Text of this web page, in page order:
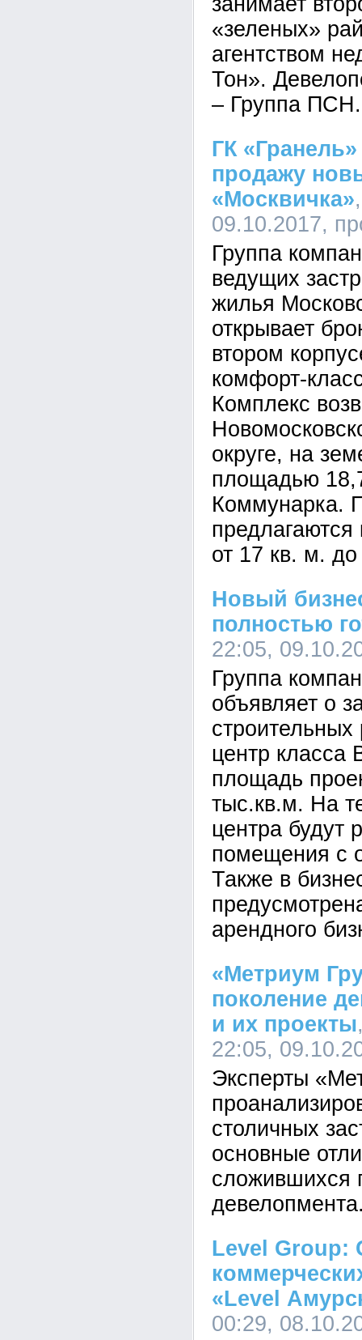
«зеленых»
агентством
Тон».
– Группа ПСН.
ГК
продажу
«Москвичка»
09.10.2017,
Группа
ведущих
жилья
открывает
втором
комфорт-
Комплекс
округе, на
площадью
Коммунарка.
от 17 кв. м.
Новый
полностью
22:05,
Группа
объявляет о
центр
площадь
тыс.кв.м. На
центра будут
помещения с
Также в
арендного
«Метриум
поколение
и их проекты
22:05,
Эксперты
столичных
основные
сложившихся
Level Group:
«Level
00:29,